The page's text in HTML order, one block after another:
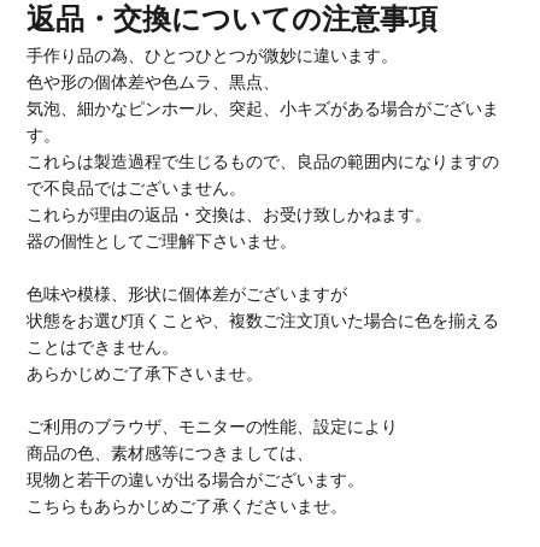
返品・交換についての注意事項
手作り品の為、ひとつひとつが微妙に違います。
色や形の個体差や色ムラ、黒点、
気泡、細かなピンホール、突起、小キズがある場合がございま
す。
これらは製造過程で生じるもので、良品の範囲内になりますの
で不良品ではございません。
これらが理由の返品・交換は、お受け致しかねます。
器の個性としてご理解下さいませ。
色味や模様、形状に個体差がございますが
状態をお選び頂くことや、複数ご注文頂いた場合に色を揃える
ことはできません。
あらかじめご了承下さいませ。
ご利用のブラウザ、モニターの性能、設定により
商品の色、素材感等につきましては、
現物と若干の違いが出る場合がございます。
こちらもあらかじめご了承くださいませ。